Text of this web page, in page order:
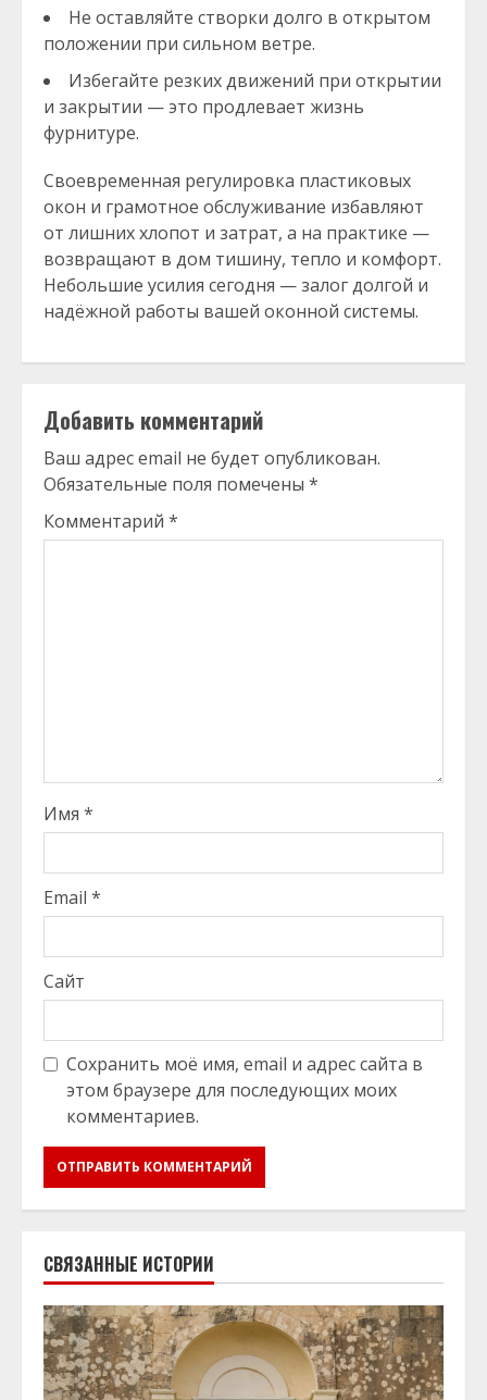
Не оставляйте створки долго в открытом
положении при сильном ветре.
Избегайте резких движений при открытии
и закрытии — это продлевает жизнь
фурнитуре.
Своевременная регулировка пластиковых
окон и грамотное обслуживание избавляют
от лишних хлопот и затрат, а на практике —
возвращают в дом тишину, тепло и комфорт.
Небольшие усилия сегодня — залог долгой и
надёжной работы вашей оконной системы.
Добавить комментарий
Ваш адрес email не будет опубликован.
Обязательные поля помечены *
Комментарий *
Имя *
Email *
Сайт
Сохранить моё имя, email и адрес сайта в
этом браузере для последующих моих
комментариев.
СВЯЗАННЫЕ ИСТОРИИ